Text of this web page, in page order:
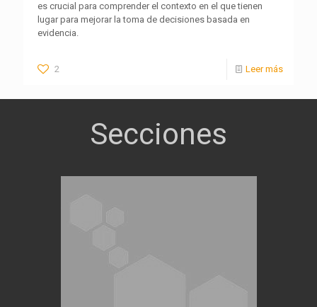
es crucial para comprender el contexto en el que tienen
lugar para mejorar la toma de decisiones basada en
evidencia.
2 Leer más